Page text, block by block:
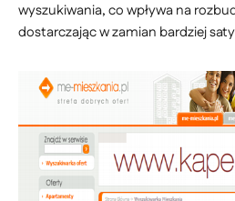
wyszukiwania, co wpływa na
dostarczając w zamian bardziej